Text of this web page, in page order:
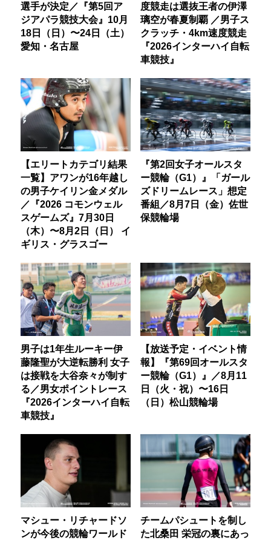
選手が決定／『第5回ア
ジアパラ競技大会』10月
18日（日）〜24日（土）
愛知・名古屋
度競走は選抜王者の伊澤
璃空が春夏制覇 ／男子ス
クラッチ・4km速度競走
『2026インターハイ自転
車競技』
【エリートカテゴリ結果
一覧】アワンが16年越し
の男子ケイリン金メダル
／『2026 コモンウェル
スゲームズ』7月30日
（木）〜8月2日（日） イ
ギリス・グラスゴー
『第2回女子オールスタ
ー競輪（G1）』「ガール
ズドリームレース」想定
番組／8月7日（金）佐世
保競輪場
男子は1年生ルーキー伊
藤隆聖が大逆転勝利 女子
は接戦を大谷奈々が制す
る／男女ポイントレース
『2026インターハイ自転
車競技』
【放送予定・イベント情
報】『第69回オールスタ
ー競輪（G1）』／8月11
日（火・祝）〜16日
（日）松山競輪場
マシュー・リチャードソ
ンが今後の競輪ワールド
チームパシュートを制し
た北桑田 栄冠の裏にあっ